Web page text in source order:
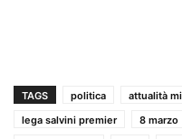
TAGS politica attualità
lega salvini premier
8 marzo